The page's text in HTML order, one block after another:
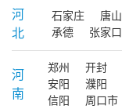
河
北
石家庄 唐山
承德
张家口
河
南
郑州 开封
安阳
濮阳
信阳
周口市